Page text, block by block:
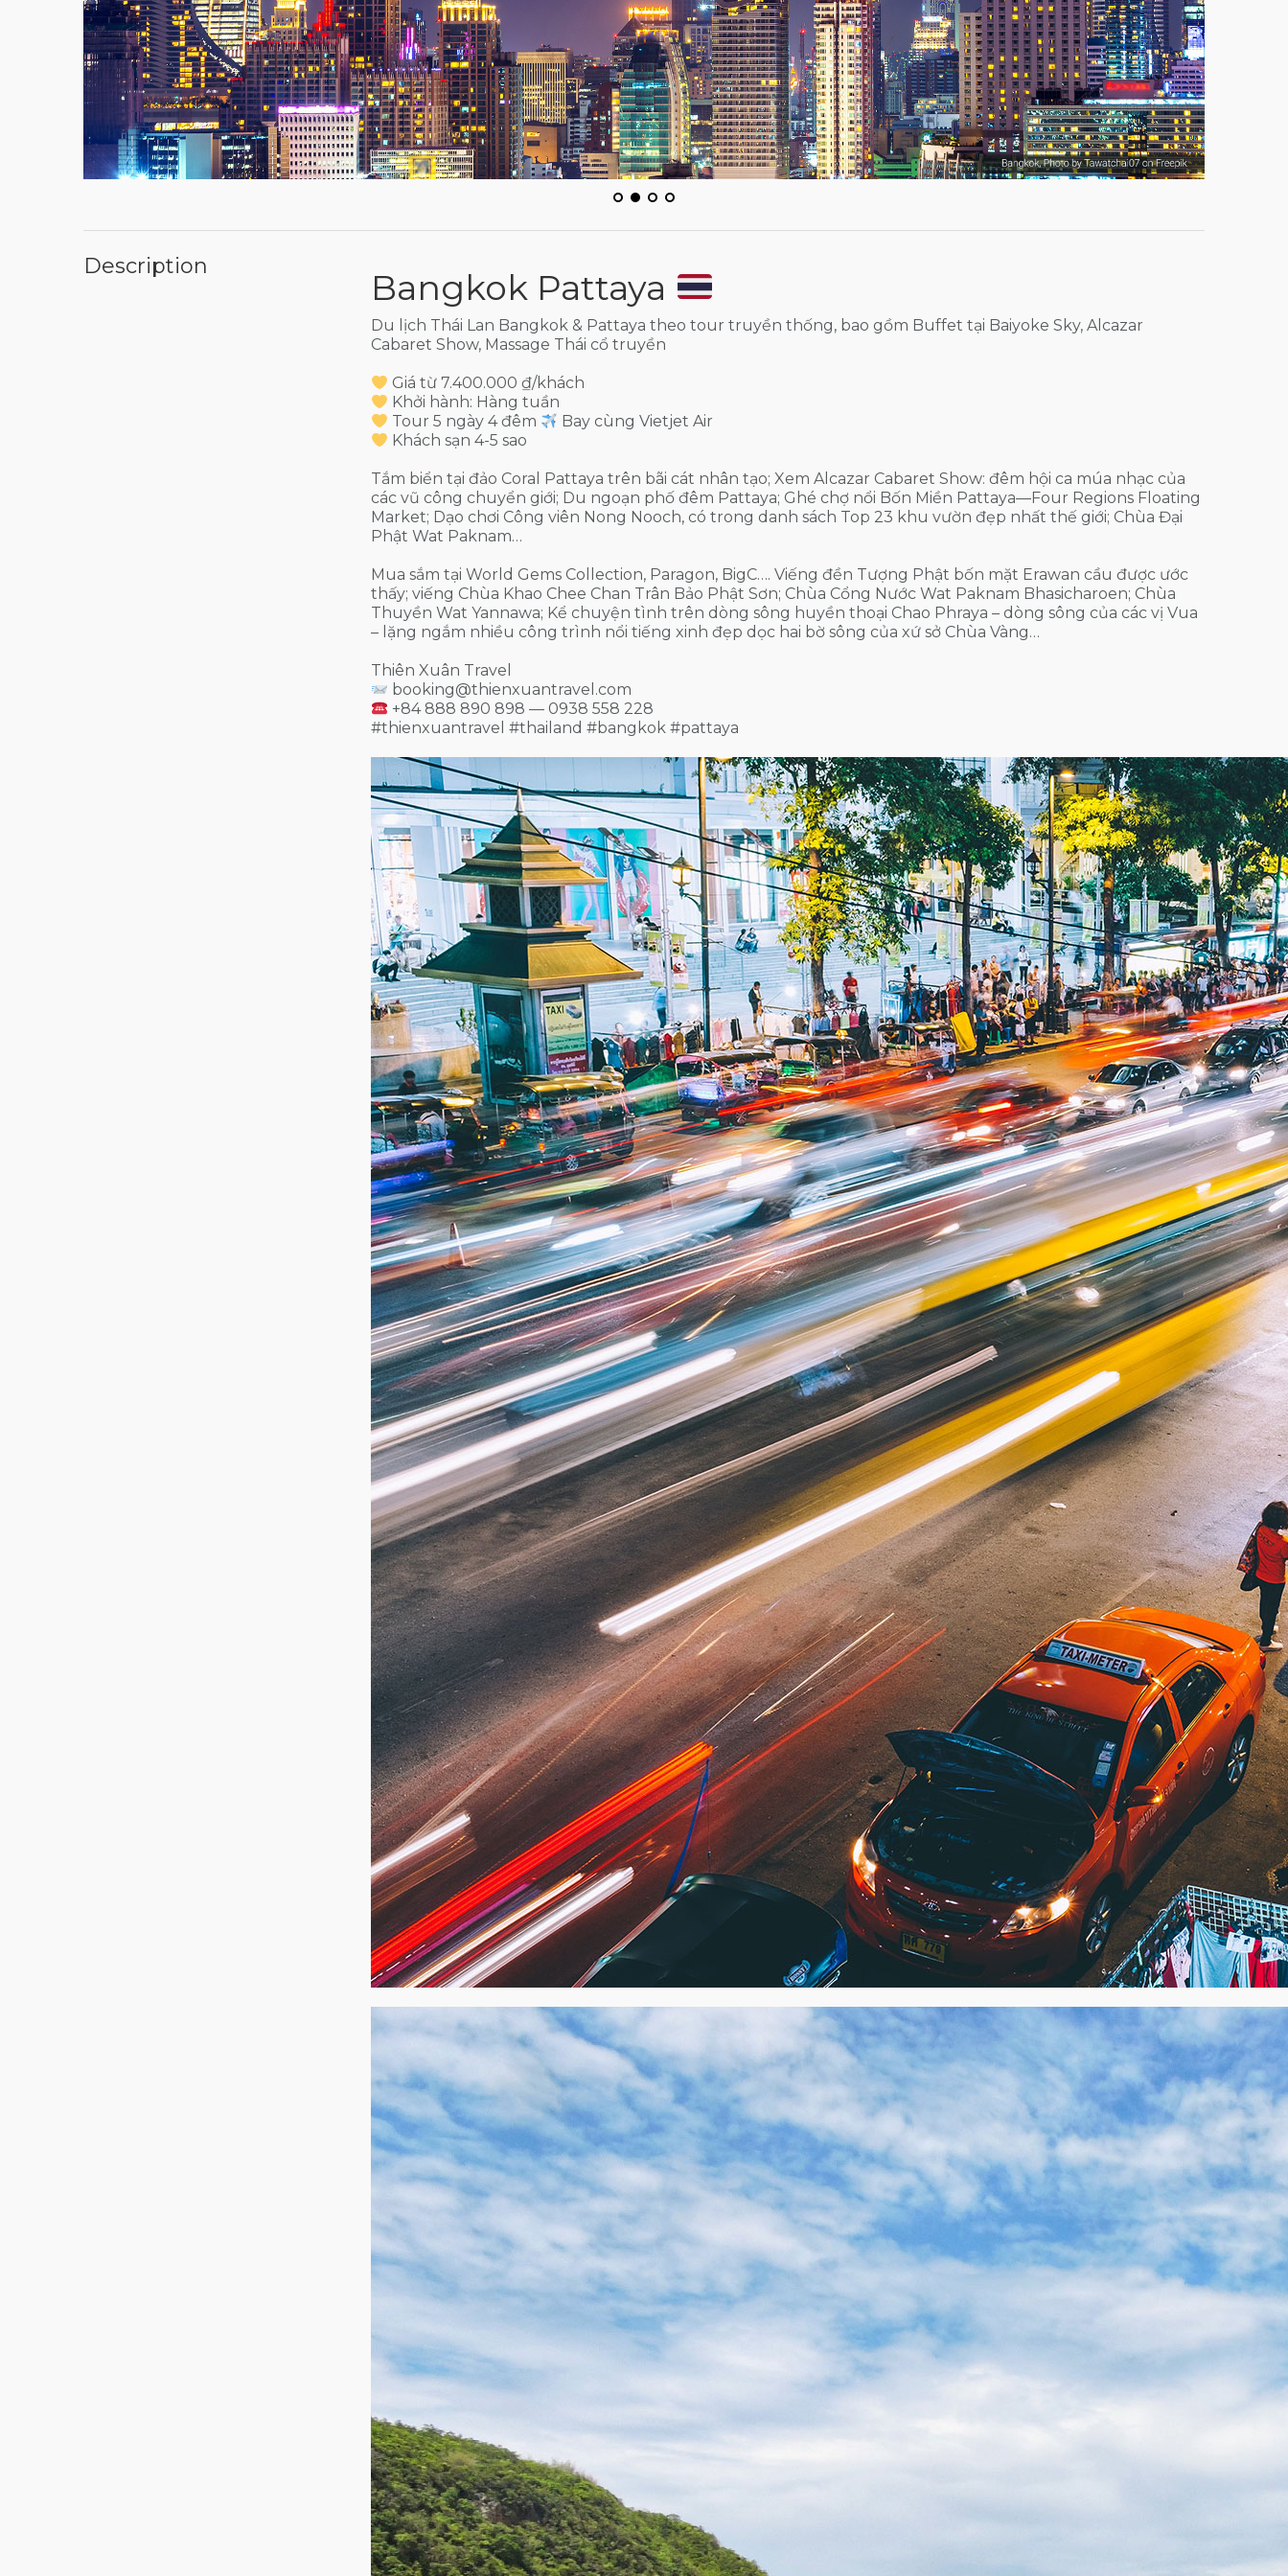
Description
Bangkok Pattaya
Du lịch Thái Lan Bangkok & Pattaya theo tour truyền thống, bao gồm Buffet tại Baiyoke Sky, Alcazar
Cabaret Show, Massage Thái cổ truyền
Giá từ 7.400.000 ₫/khách
Khởi hành: Hàng tuần
Tour 5 ngày 4 đêm
Bay cùng Vietjet Air
Khách sạn 4-5 sao
Tắm biển tại đảo Coral Pattaya trên bãi cát nhân tạo; Xem Alcazar Cabaret Show: đêm hội ca múa nhạc của
các vũ công chuyển giới; Du ngoạn phố đêm Pattaya; Ghé chợ nổi Bốn Miền Pattaya—Four Regions Floating
Market; Dạo chơi Công viên Nong Nooch, có trong danh sách Top 23 khu vườn đẹp nhất thế giới; Chùa Đại
Phật Wat Paknam…
Mua sắm tại World Gems Collection, Paragon, BigC…. Viếng đền Tượng Phật bốn mặt Erawan cầu được ước
thấy; viếng Chùa Khao Chee Chan Trân Bảo Phật Sơn; Chùa Cổng Nước Wat Paknam Bhasicharoen; Chùa
Thuyền Wat Yannawa; Kể chuyện tình trên dòng sông huyền thoại Chao Phraya – dòng sông của các vị Vua
– lặng ngắm nhiều công trình nổi tiếng xinh đẹp dọc hai bờ sông của xứ sở Chùa Vàng…
Thiên Xuân Travel
booking@thienxuantravel.com
+84 888 890 898 — 0938 558 228
#thienxuantravel #thailand #bangkok #pattaya